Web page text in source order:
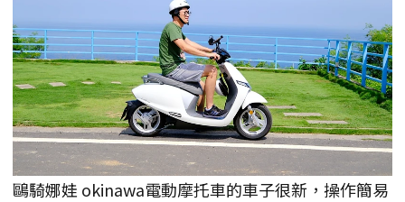
鷗騎娜娃 okinawa電動摩托車的車子很新，操作簡易